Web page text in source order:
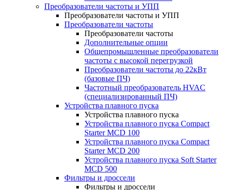
Преобразователи частоты и УПП
Преобразователи частоты и УПП
Преобразователи частоты
Преобразователи частоты
Дополнительные опции
Общепромышленные преобразователи
частоты с высокой перегрузкой
Преобразователи частоты до 22кВт
(базовые ПЧ)
Частотный преобразователь HVAC
(специализированный ПЧ)
Устройства плавного пуска
Устройства плавного пуска
Устройства плавного пуска Compact
Starter MCD 100
Устройства плавного пуска Compact
Starter MCD 200
Устройства плавного пуска Soft Starter
MCD 500
Фильтры и дроссели
Фильтры и дроссели